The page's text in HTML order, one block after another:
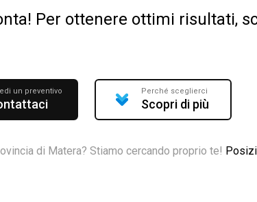
Per ottenere ottimi risultati,
un preventivo Perché sceglierci
Scopri di più
di Matera? Stiamo cercando proprio te!